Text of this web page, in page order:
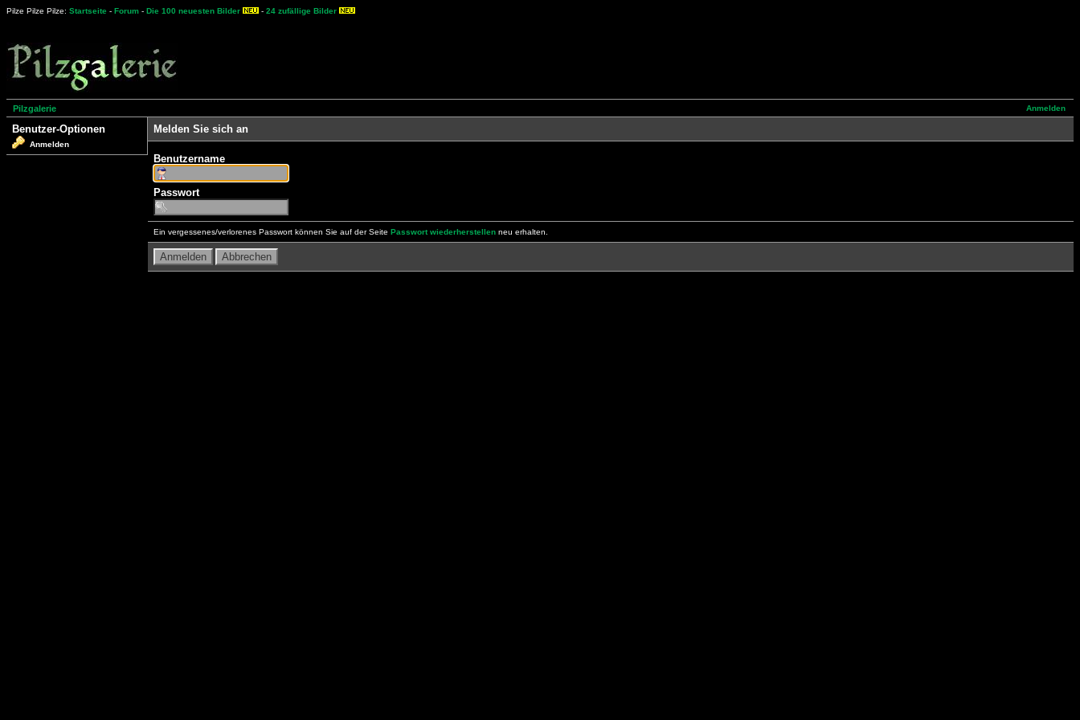
Pilze Pilze Pilze: Startseite - Forum - Die 100 neuesten Bilder - 24 zufällige Bilder
Anmelden
Pilzgalerie
Benutzer-Optionen
Anmelden
Melden Sie sich an
Benutzername
Passwort
Ein vergessenes/verlorenes Passwort können Sie auf der Seite Passwort wiederherstellen neu erhalten.